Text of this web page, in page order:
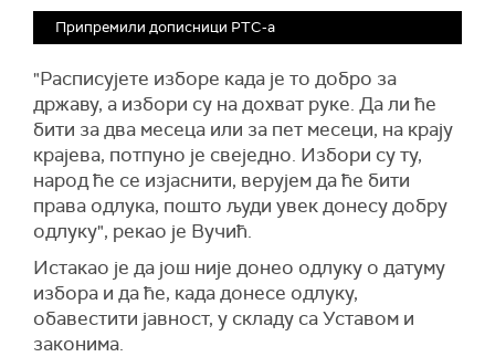
Припремили дописници РТС-а
"Расписујете изборе када је то добро за
државу, а избори су на дохват руке. Да ли ће
бити за два месеца или за пет месеци, на крају
крајева, потпуно је свеједно. Избори су ту,
народ ће се изјаснити, верујем да ће бити
права одлука, пошто људи увек донесу добру
одлуку", рекао је Вучић.
Истакао је да још није донео одлуку о датуму
избора и да ће, када донесе одлуку,
обавестити јавност, у складу са Уставом и
законима.